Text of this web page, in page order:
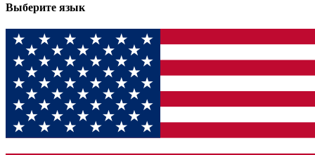
Выберите язык